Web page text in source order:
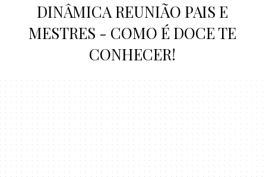
DINÂMICA REUNIÃO PAIS E
MESTRES - COMO É DOCE TE
CONHECER!